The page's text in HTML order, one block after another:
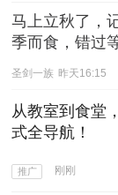
马上立秋了，
季而食，错过
圣剑一族 昨天16:15
从教室到食堂
式全导航！
推广 刚刚